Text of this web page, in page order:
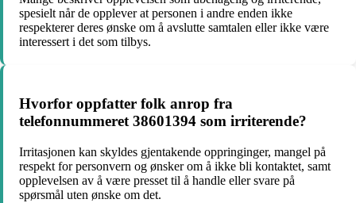
spesielt når de opplever at personen i andre enden ikke
respekterer deres ønske om å avslutte samtalen eller ikke være
interessert i det som tilbys.
Hvorfor oppfatter folk anrop fra
telefonnummeret 38601394 som irriterende?
Irritasjonen kan skyldes gjentakende oppringinger, mangel på
respekt for personvern og ønsker om å ikke bli kontaktet, samt
opplevelsen av å være presset til å handle eller svare på
spørsmål uten ønske om det.